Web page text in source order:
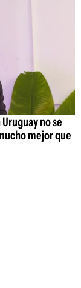
no se
mejor que